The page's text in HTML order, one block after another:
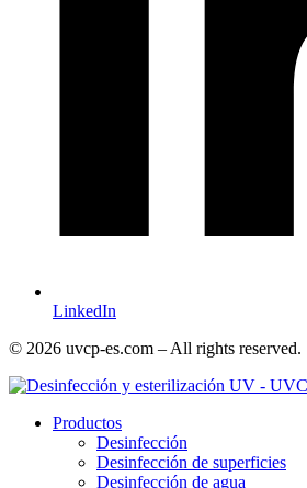
LinkedIn
© 2026 uvcp-es.com – All rights reserved.
Productos
Desinfección
Desinfección de superficies
Desinfección de agua